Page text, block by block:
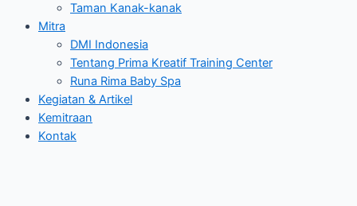
Taman Kanak-kanak
Mitra
DMI Indonesia
Tentang Prima Kreatif Training Center
Runa Rima Baby Spa
Kegiatan & Artikel
Kemitraan
Kontak